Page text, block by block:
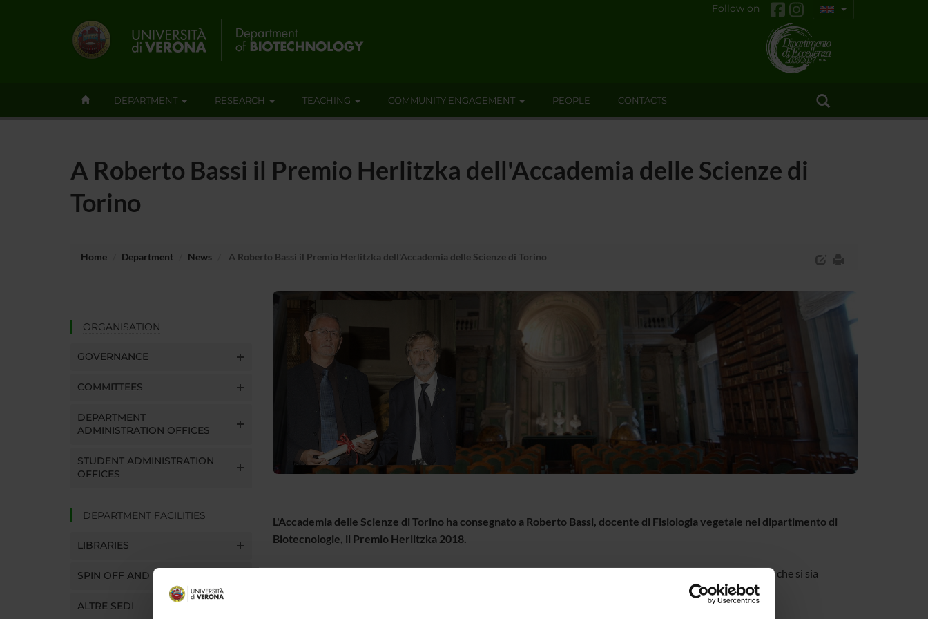
Follow on
DEPARTMENT RESEARCH TEACHING COMMUNITY ENGAGEMENT PEOPLE CONTACTS
A Roberto Bassi il Premio Herlitzka dell'Accademia delle Scienze di
Torino
Home Department News A Roberto Bassi il Premio Herlitzka dell'Accademia delle Scienze di Torino
ORGANISATION
GOVERNANCE
COMMITTEES
DEPARTMENT
ADMINISTRATION OFFICES
STUDENT ADMINISTRATION
OFFICES
DEPARTMENT FACILITIES
LIBRARIES
SPIN OFF AND COMPANIES
ALTRE SEDI
L'Accademia delle Scienze di Torino ha consegnato a Roberto Bassi, docente di Fisiologia vegetale nel dipartimento di
Biotecnologie, il Premio Herlitzka 2018.
Il Premio, istituito grazie a una donazione dell'ingegner Gino Herlitzka, è destinato a uno scienziato vivente che si sia